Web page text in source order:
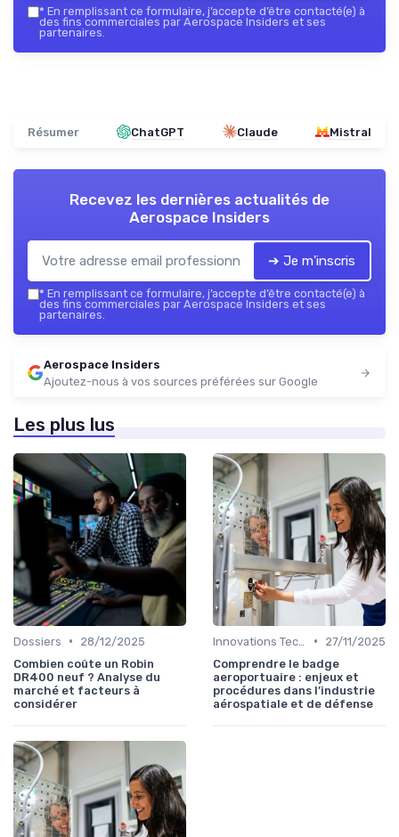
* En remplissant ce formulaire, j’accepte d’être contacté(e) à
des fins commerciales par Aerospace Insiders et ses
partenaires.
Résumer ChatGPT Claude Mistral
Recevez les dernières actualités de
Aerospace Insiders
➔ Je m'inscris
* En remplissant ce formulaire, j’accepte d’être contacté(e) à
des fins commerciales par Aerospace Insiders et ses
partenaires.
Aerospace Insiders
Ajoutez-nous à vos sources préférées sur Google
Les plus lus
Dossiers •
28/12/2025
Combien coûte un Robin
DR400 neuf ? Analyse du
marché et facteurs à
considérer
•
27/11/2025
Comprendre le badge
aeroportuaire : enjeux et
procédures dans l’industrie
aérospatiale et de défense